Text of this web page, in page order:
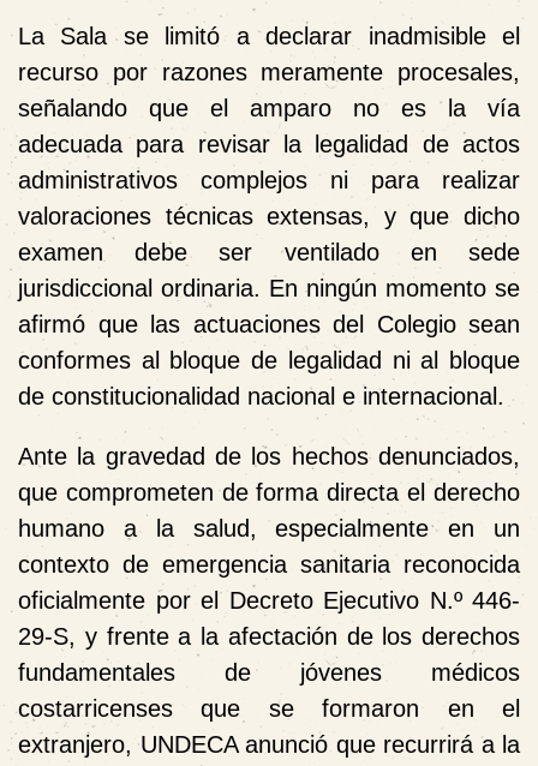
La Sala se limitó a declarar inadmisible el
recurso por razones meramente procesales,
señalando que el amparo no es la vía
adecuada para revisar la legalidad de actos
administrativos complejos ni para realizar
valoraciones técnicas extensas, y que dicho
examen debe ser ventilado en sede
jurisdiccional ordinaria. En ningún momento se
afirmó que las actuaciones del Colegio sean
conformes al bloque de legalidad ni al bloque
de constitucionalidad nacional e internacional.
Ante la gravedad de los hechos denunciados,
que comprometen de forma directa el derecho
humano a la salud, especialmente en un
contexto de emergencia sanitaria reconocida
oficialmente por el Decreto Ejecutivo N.º 446-
29-S, y frente a la afectación de los derechos
fundamentales de jóvenes médicos
costarricenses que se formaron en el
extranjero,UNDECA anunció que recurrirá a la